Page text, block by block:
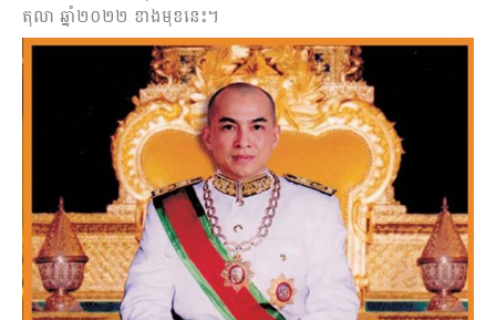
តុលា ឆ្នាំ២០២២ ខាងមុខនេះ។